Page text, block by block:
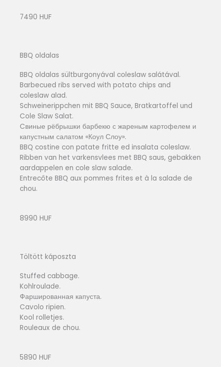
7490 HUF
BBQ oldalas
BBQ oldalas sültburgonyával coleslaw salátával.
Barbecued ribs served with potato chips and
coleslaw alad.
Schweinerippchen mit BBQ Sauce, Bratkartoffel und
Cole Slaw Salat.
Cвиные рёбрышки барбекю с жареным картофелем и
капустным салатом «Коул Слоу».
BBQ costine con patate fritte ed insalata coleslaw.
Ribben van het varkensvlees met BBQ saus, gebakken
aardappelen en cole slaw salade.
Entrecôte BBQ aux pommes frites et à la salade de
chou.
8990 HUF
Töltött káposzta
Stuffed cabbage.
Kohlroulade.
Фаршированная капуста.
Cavolo ripien.
Kool rolletjes.
Rouleaux de chou.
5890 HUF